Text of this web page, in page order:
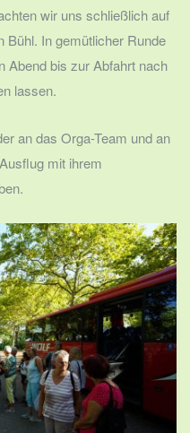
wir uns schließlich auf
Bühl. In gemütlicher Runde
Abend bis zur Abfahrt nach
lassen.
an das Orga-Team und an
mit ihrem